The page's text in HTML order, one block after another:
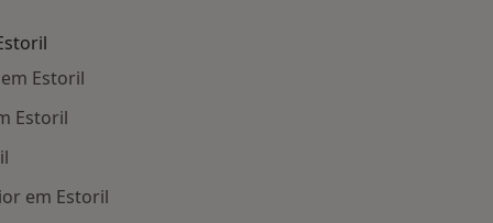
Estoril
Estoril
em Estoril